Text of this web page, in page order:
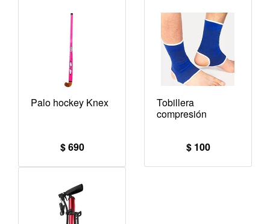
Palo hockey Knex
$ 690
Tobillera
compresión
$ 100